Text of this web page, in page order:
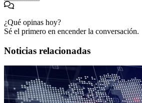
¿Qué opinas hoy?
Sé el primero en encender la conversación.
Noticias relacionadas